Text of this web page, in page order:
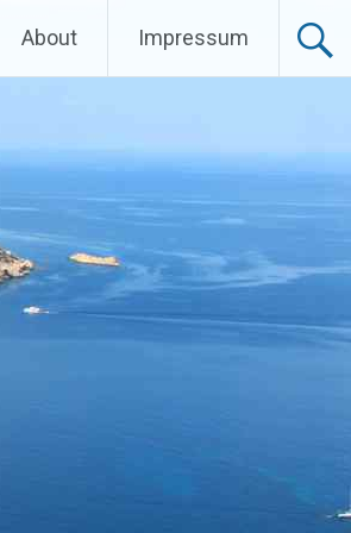
About Impressum